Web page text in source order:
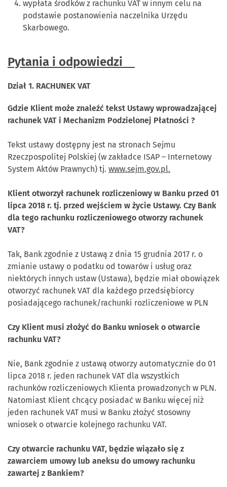
wypłata środków z rachunku VAT w innym celu na
podstawie postanowienia naczelnika Urzędu
Skarbowego.
Pytania i odpowiedzi
Dział 1. RACHUNEK VAT
Gdzie Klient może znaleźć tekst Ustawy wprowadzającej
rachunek VAT i Mechanizm Podzielonej Płatności ?
Tekst ustawy dostępny jest na stronach Sejmu
Rzeczpospolitej Polskiej (w zakładce ISAP – Internetowy
System Aktów Prawnych) tj. www.sejm.gov.pl.
Klient otworzył rachunek rozliczeniowy w Banku przed 01
lipca 2018 r. tj. przed wejściem w życie Ustawy. Czy Bank
dla tego rachunku rozliczeniowego otworzy rachunek
VAT?
Tak, Bank zgodnie z Ustawą z dnia 15 grudnia 2017 r. o
zmianie ustawy o podatku od towarów i usług oraz
niektórych innych ustaw (Ustawa), będzie miał obowiązek
otworzyć rachunek VAT dla każdego przedsiębiorcy
posiadającego rachunek/rachunki rozliczeniowe w PLN
Czy Klient musi złożyć do Banku wniosek o otwarcie
rachunku VAT?
Nie, Bank zgodnie z ustawą otworzy automatycznie do 01
lipca 2018 r. jeden rachunek VAT dla wszystkich
rachunków rozliczeniowych Klienta prowadzonych w PLN.
Natomiast Klient chcący posiadać w Banku więcej niż
jeden rachunek VAT musi w Banku złożyć stosowny
wniosek o otwarcie kolejnego rachunku VAT.
Czy otwarcie rachunku VAT, będzie wiązało się z
zawarciem umowy lub aneksu do umowy rachunku
zawartej z Bankiem?